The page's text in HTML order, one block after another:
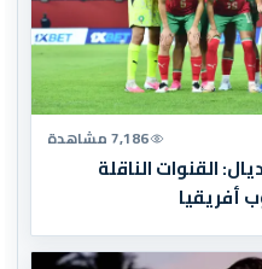
7,186 مشاهدة
القنوات الناقلة
أفريقيا